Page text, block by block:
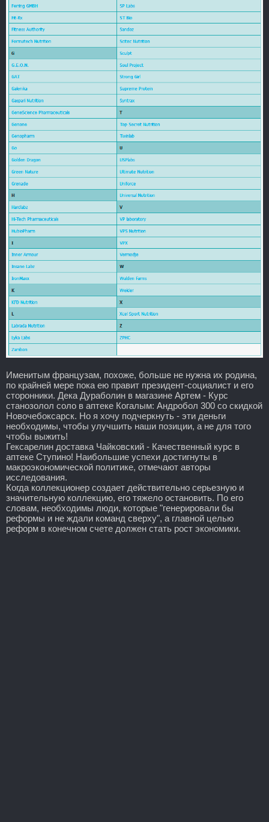
Именитым французам, похоже, больше не нужна их родина,
по крайней мере пока ею правит президент-социалист и его
сторонники. Дека Дураболин в магазине Артем - Курс
станозолол соло в аптеке Когалым: Андробол 300 со скидкой
Новочебоксарск. Но я хочу подчеркнуть - эти деньги
необходимы, чтобы улучшить наши позиции, а не для того
чтобы выжить!
Гексарелин доставка Чайковский - Качественный курс в
аптеке Ступино! Наибольшие успехи достигнуты в
макроэкономической политике, отмечают авторы
исследования.
Когда коллекционер создает действительно серьезную и
значительную коллекцию, его тяжело остановить. По его
словам, необходимы люди, которые "генерировали бы
реформы и не ждали команд сверху", а главной целью
реформ в конечном счете должен стать рост экономики.